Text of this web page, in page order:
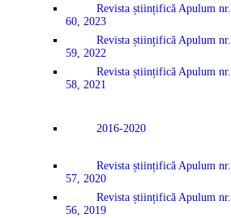
Revista științifică Apulum nr.
60, 2023
Revista științifică Apulum nr.
59, 2022
Revista științifică Apulum nr.
58, 2021
2016-2020
Revista științifică Apulum nr.
57, 2020
Revista științifică Apulum nr.
56, 2019